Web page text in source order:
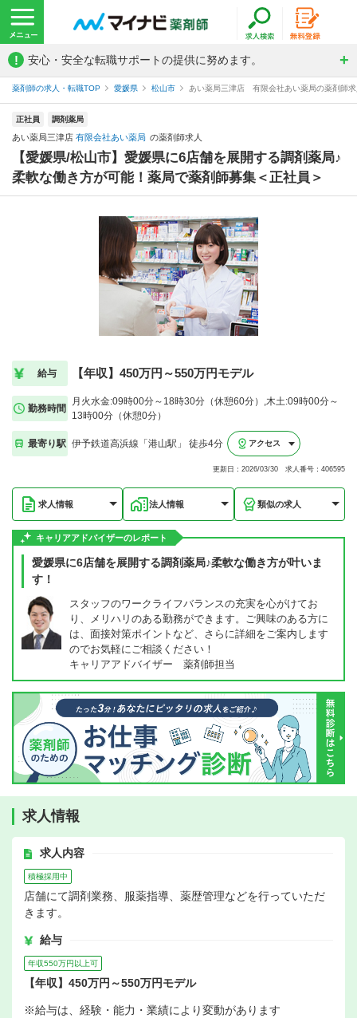
! 安心・安全な転職サポートの提供に努めます。
薬剤師の求人・転職TOP 愛媛県 松山市 あい薬局三津店 有限会社あい薬局の薬剤師
正社員 調剤薬局
あい薬局三津店 有限会社あい薬局 の薬剤師求人
【愛媛県/松山市】愛媛県に6店舗を展開する調剤薬局♪
柔軟な働き方が可能！薬局で薬剤師募集＜正社員＞
給与 【年収】450万円～550万円モデル
勤務時間
月火水金:09時00分～18時30分（休憩60分）,木土:09時00分～
13時00分（休憩0分）
最寄り駅 伊予鉄道高浜線「港山駅」 徒歩4分 アクセス
更新日：2026/03/30 求人番号：406595
求人情報 法人情報 類似の求人
キャリアアドバイザーのレポート
愛媛県に6店舗を展開する調剤薬局♪柔軟な働き方が叶いま
す！
スタッフのワークライフバランスの充実を心がけてお
り、メリハリのある勤務ができます。ご興味のある方に
は、面接対策ポイントなど、さらに詳細をご案内します
のでお気軽にご相談ください！
キャリアアドバイザー 薬剤師担当
求人情報
求人内容
積極採用中
店舗にて調剤業務、服薬指導、薬歴管理などを行っていただ
きます。
給与
年収550万円以上可
【年収】450万円～550万円モデル
※給与は、経験・能力・業績により変動があります